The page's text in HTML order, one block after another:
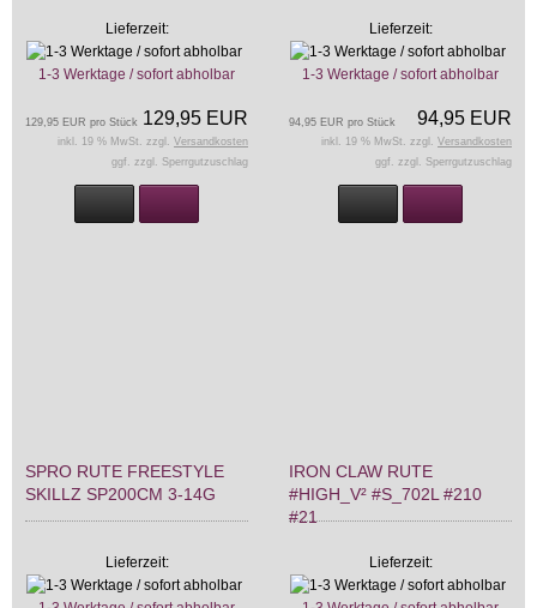
Lieferzeit:
1-3 Werktage / sofort abholbar
129,95 EUR
129,95 EUR pro Stück
inkl. 19 % MwSt. zzgl. Versandkosten
ggf. zzgl. Sperrgutzuschlag
Lieferzeit:
1-3 Werktage / sofort abholbar
94,95 EUR
94,95 EUR pro Stück
inkl. 19 % MwSt. zzgl. Versandkosten
ggf. zzgl. Sperrgutzuschlag
SPRO RUTE FREESTYLE
SKILLZ SP200CM 3-14G
Lieferzeit:
IRON CLAW RUTE
#HIGH_V² #S_702L #210
#21
Lieferzeit: